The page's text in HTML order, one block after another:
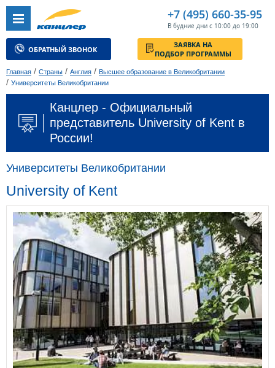
+7 (495) 660-35-95
В будние дни с 10:00 до 19:00
ОБРАТНЫЙ ЗВОНОК
ЗАЯВКА НА
ПОДБОР ПРОГРАММЫ
Главная / Страны / Англия / Высшее образование в Великобритании
/ Университеты Великобритании
Канцлер - Официальный
представитель University of Kent в
России!
Университеты Великобритании
University of Kent